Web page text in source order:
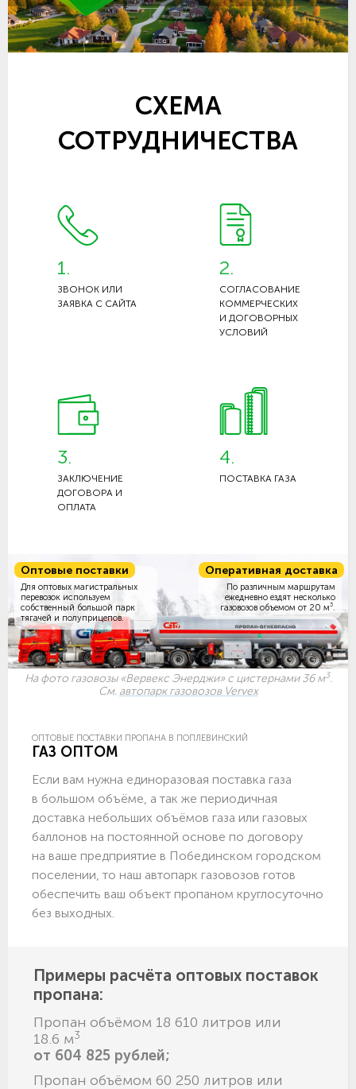
СХЕМА
СОТРУДНИЧЕСТВА
1.
ЗВОНОК ИЛИ
ЗАЯВКА С САЙТА
2.
СОГЛАСОВАНИЕ
КОММЕРЧЕСКИХ
И ДОГОВОРНЫХ
УСЛОВИЙ
3.
ЗАКЛЮЧЕНИЕ
ДОГОВОРА И
ОПЛАТА
4.
ПОСТАВКА ГАЗА
Оптовые поставки
Для оптовых магистральных
перевозок используем
собственный большой парк
тягачей и полуприцепов.
Оперативная доставка
По различным маршрутам
ежедневно ездят несколько
газовозов объемом от 20 м3
На фото газовозы «Вервекс Энерджи» с цистернами 36 м3.
См. автопарк газовозов Vervex
ОПТОВЫЕ ПОСТАВКИ ПРОПАНА В ПОПЛЕВИНСКИЙ
ГАЗ ОПТОМ
Если вам нужна единоразовая поставка газа
в большом объёме, а так же периодичная
доставка небольших объёмов газа или газовых
баллонов на постоянной основе по договору
на ваше предприятие в Побединском городском
поселении, то наш автопарк газовозов готов
обеспечить ваш объект пропаном круглосуточно
без выходных.
Примеры расчёта оптовых поставок
пропана:
Пропан объёмом 18 610 литров или
18.6 м3
от 604 825 рублей;
Пропан объёмом 60 250 литров или